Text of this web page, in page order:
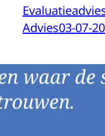
Advies03-07-
waar de